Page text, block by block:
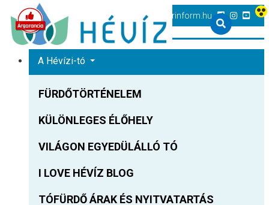
+36 83 540 131 heviz@tourinform.hu
A Hévízi-tó
FÜRDŐTÖRTÉNELEM
KÜLÖNLEGES ÉLŐHELY
VILÁGON EGYEDÜLÁLLÓ TÓ
I LOVE HÉVÍZ BLOG
TÓFÜRDŐ ÁRAK ÉS NYITVATARTÁS